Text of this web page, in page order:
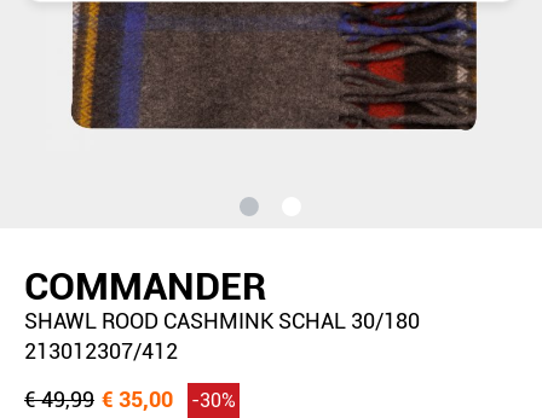
COMMANDER
SHAWL ROOD CASHMINK SCHAL 30/180
213012307/412
€ 49,99 € 35,00 -30%